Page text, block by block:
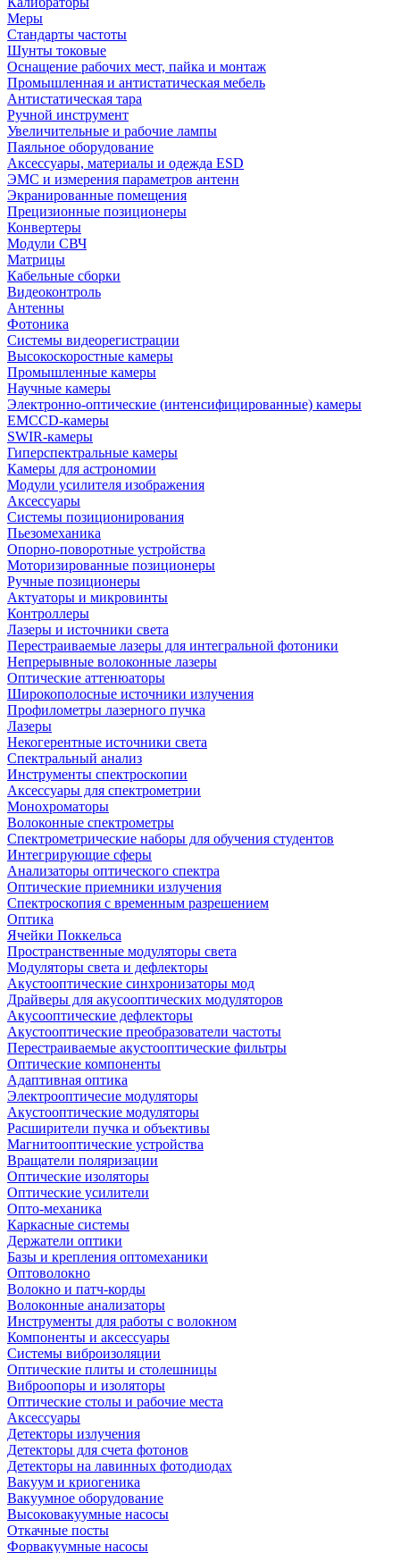
Меры
Стандарты частоты
Шунты токовые
Оснащение рабочих мест, пайка и монтаж
Промышленная и антистатическая мебель
Антистатическая тара
Ручной инструмент
Увеличительные и рабочие лампы
Паяльное оборудование
Аксессуары, материалы и одежда ESD
ЭМС и измерения параметров антенн
Экранированные помещения
Прецизионные позиционеры
Конвертеры
Модули СВЧ
Матрицы
Кабельные сборки
Видеоконтроль
Антенны
Фотоника
Cистемы видеорегистрации
Высокоскоростные камеры
Промышленные камеры
Научные камеры
Электронно-оптические (интенсифицированные) камеры
EMCCD-камеры
SWIR-камеры
Гиперспектральные камеры
Камеры для астрономии
Модули усилителя изображения
Аксессуары
Системы позиционирования
Пьезомеханика
Опорно-поворотные устройства
Моторизированные позиционеры
Ручные позиционеры
Актуаторы и микровинты
Контроллеры
Лазеры и источники света
Перестраиваемые лазеры для интегральной фотоники
Непрерывные волоконные лазеры
Оптические аттенюаторы
Широкополосные источники излучения
Профилометры лазерного пучка
Лазеры
Некогерентные источники света
Спектральный анализ
Инструменты спектроскопии
Аксессуары для спектрометрии
Монохроматоры
Волоконные спектрометры
Спектрометрические наборы для обучения студентов
Интегрирующие сферы
Анализаторы оптического спектра
Оптические приемники излучения
Спектроскопия с временным разрешением
Оптика
Ячейки Поккельса
Пространственные модуляторы света
Модуляторы света и дефлекторы
Акустооптические синхронизаторы мод
Драйверы для акусооптических модуляторов
Акусооптические дефлекторы
Акустооптические преобразователи частоты
Перестраиваемые акустооптические фильтры
Оптические компоненты
Адаптивная оптика
Электрооптичесие модуляторы
Акустооптические модуляторы
Расширители пучка и объективы
Магнитооптические устройства
Вращатели поляризации
Оптические изоляторы
Оптические усилители
Опто-механика
Каркасные системы
Держатели оптики
Базы и крепления оптомеханики
Оптоволокно
Волокно и патч-корды
Волоконные анализаторы
Инструменты для работы с волокном
Компоненты и аксессуары
Системы виброизоляции
Оптические плиты и столешницы
Виброопоры и изоляторы
Оптические столы и рабочие места
Аксессуары
Детекторы излучения
Детекторы для счета фотонов
Детекторы на лавинных фотодиодах
Вакуум и криогеника
Вакуумное оборудование
Высоковакуумные насосы
Откачные посты
Форвакуумные насосы